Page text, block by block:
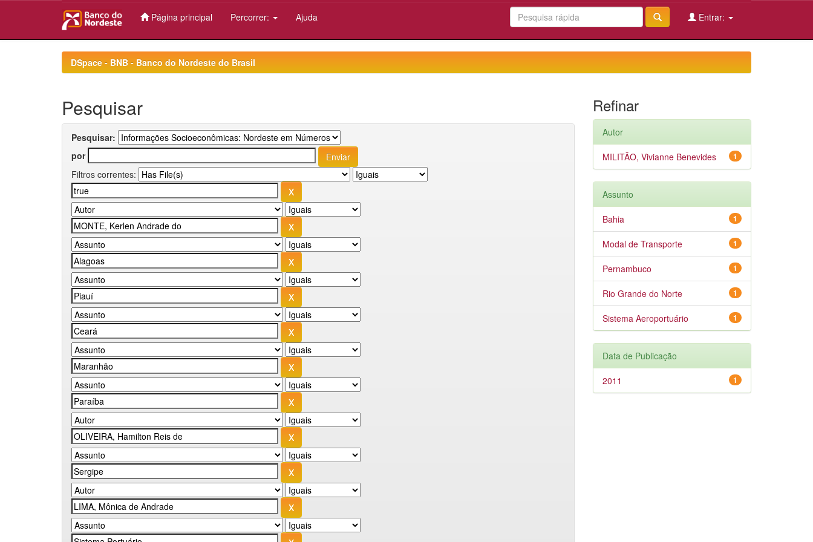
Página principal Percorrer: Ajuda Entrar:
DSpace - BNB - Banco do Nordeste do Brasil
Pesquisar
Pesquisar:
por
Filtros correntes:
Refinar
Autor
1
MILITÃO, Vivianne Benevides
Assunto
1
Bahia
1
Modal de Transporte
1
Pernambuco
1
Rio Grande do Norte
1
Sistema Aeroportuário
Data de Publicação
1
2011